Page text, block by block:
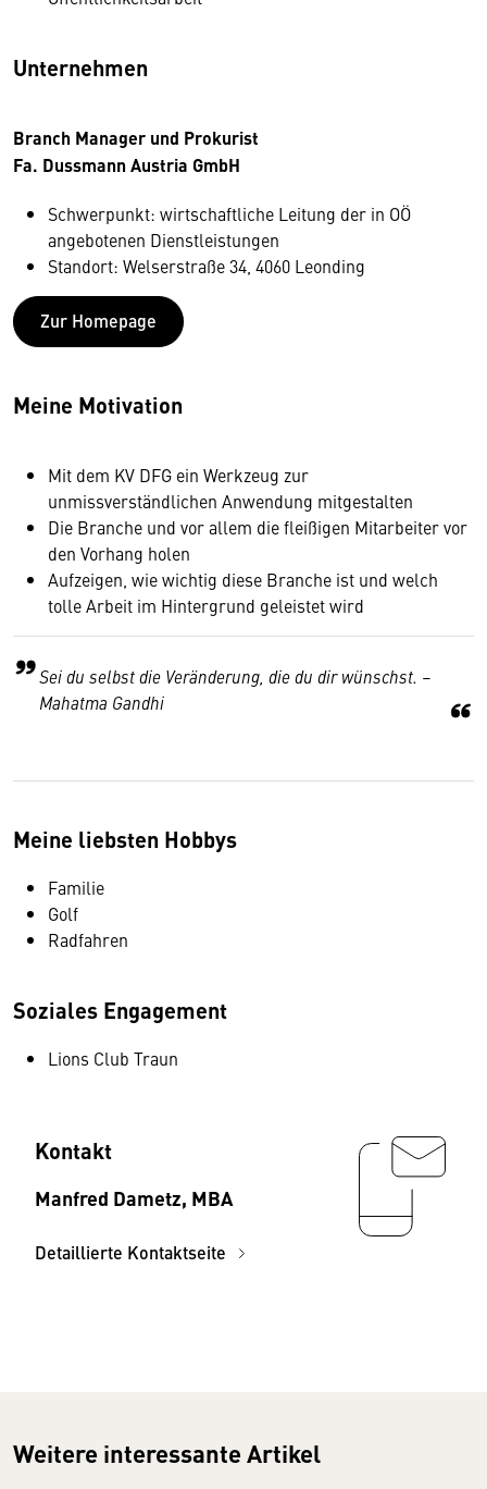
Unternehmen
Branch Manager und Prokurist
Fa. Dussmann Austria GmbH
Schwerpunkt: wirtschaftliche Leitung der in OÖ
angebotenen Dienstleistungen
Standort: Welserstraße 34, 4060 Leonding
Zur Homepage
Meine Motivation
Mit dem KV DFG ein Werkzeug zur
unmissverständlichen Anwendung mitgestalten
Die Branche und vor allem die fleißigen Mitarbeiter vor
den Vorhang holen
Aufzeigen, wie wichtig diese Branche ist und welch
tolle Arbeit im Hintergrund geleistet wird
Sei du selbst die Veränderung, die du dir wünschst. –
Mahatma Gandhi
Meine liebsten Hobbys
Familie
Golf
Radfahren
Soziales Engagement
Lions Club Traun
Kontakt
Manfred Dametz, MBA
Detaillierte Kontaktseite
Weitere interessante Artikel